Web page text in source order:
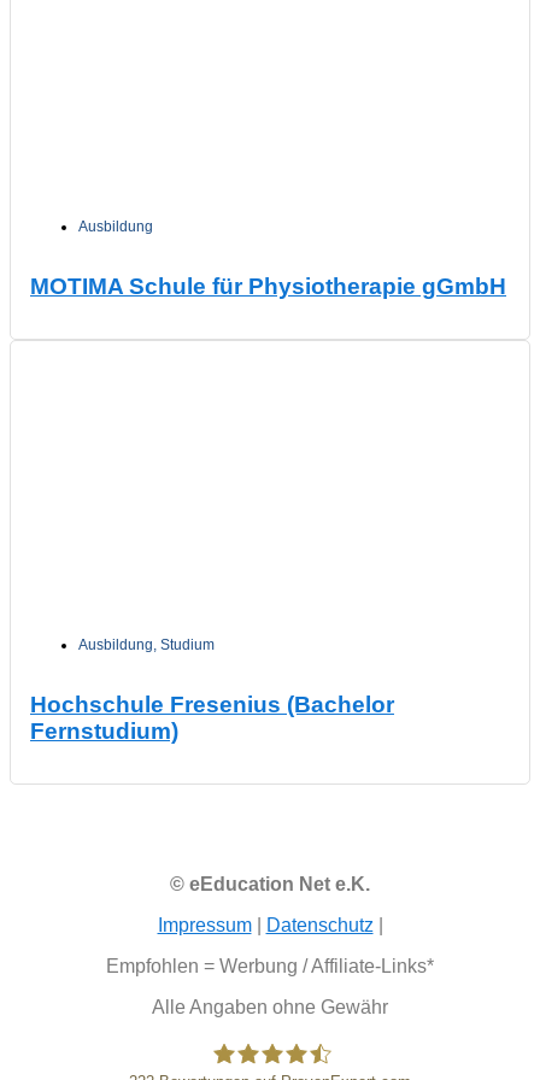
Ausbildung
MOTIMA Schule für Physiotherapie gGmbH
Ausbildung, Studium
Hochschule Fresenius (Bachelor
Fernstudium)
© eEducation Net e.K.
Impressum| Datenschutz
Empfohlen = Werbung / Affiliate-Links*
Alle Angaben ohne Gewähr